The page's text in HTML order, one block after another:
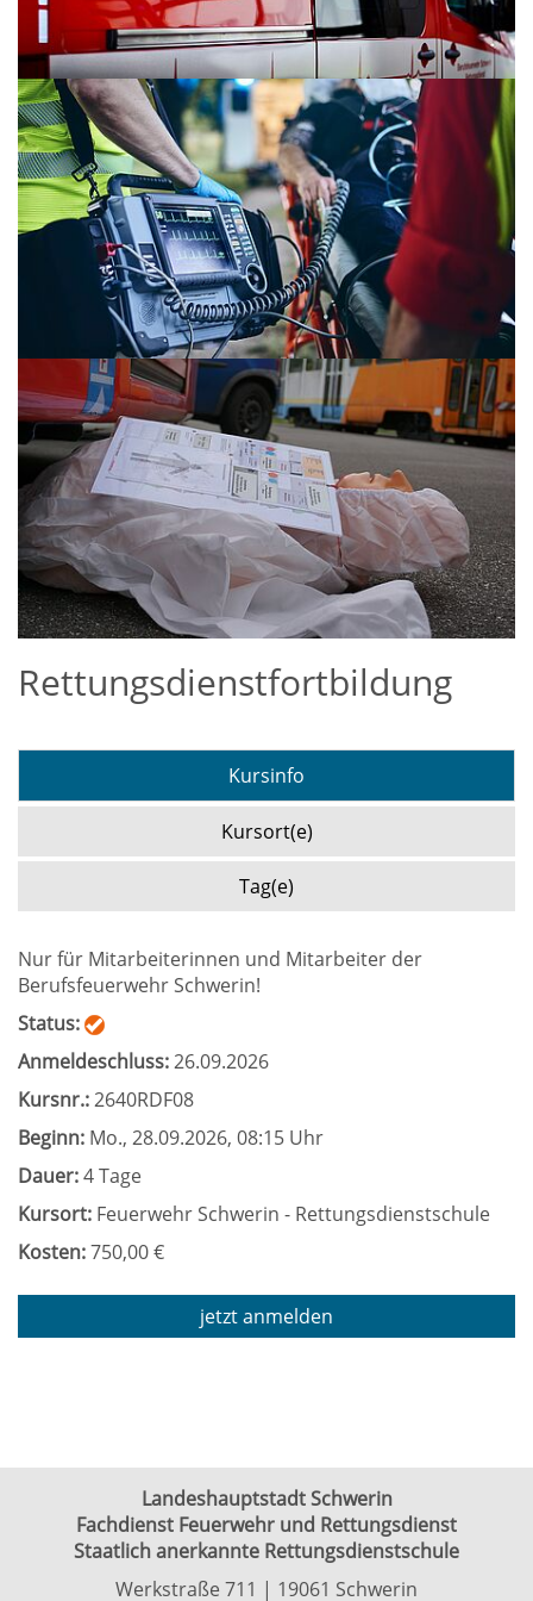
Rettungsdienstfortbildung
Kursinfo
Kursort(e)
Tag(e)
Nur für Mitarbeiterinnen und Mitarbeiter der
Berufsfeuerwehr Schwerin!
Status:
Anmeldeschluss:26.09.2026
Kursnr.:2640RDF08
Beginn: Mo., 28.09.2026, 08:15 Uhr
Dauer:4 Tage
Kursort: Feuerwehr Schwerin - Rettungsdienstschule
Kosten:750,00 €
jetzt anmelden
Landeshauptstadt Schwerin
Fachdienst Feuerwehr und Rettungsdienst
Staatlich anerkannte Rettungsdienstschule
Werkstraße 711 | 19061 Schwerin